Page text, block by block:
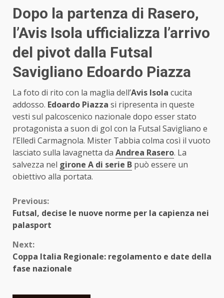
Dopo la partenza di Rasero,
l’Avis Isola ufficializza l’arrivo
del pivot dalla Futsal
Savigliano Edoardo Piazza
La foto di rito con la maglia dell’Avis Isola cucita
addosso. Edoardo Piazza si ripresenta in queste
vesti sul palcoscenico nazionale dopo esser stato
protagonista a suon di gol con la Futsal Savigliano e
l’Elledì Carmagnola. Mister Tabbia colma così il vuoto
lasciato sulla lavagnetta da Andrea Rasero. La
salvezza nel girone A di serie B può essere un
obiettivo alla portata.
Continue
Reading
Previous:
Futsal, decise le nuove norme per la capienza nei
palasport
Next:
Coppa Italia Regionale: regolamento e date della
fase nazionale